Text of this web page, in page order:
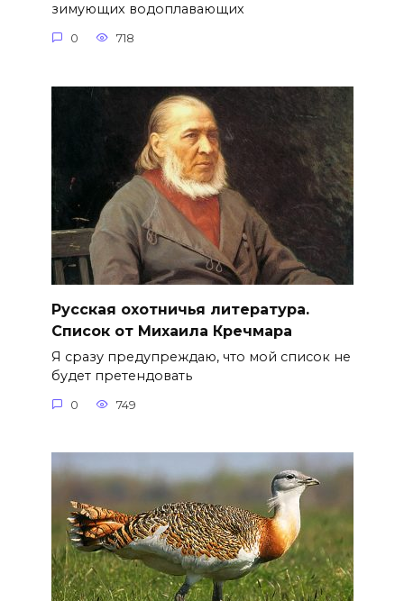
зимующих водоплавающих
0 718
Русская охотничья литература.
Список от Михаила Кречмара
Я сразу предупреждаю, что мой список не
будет претендовать
0 749